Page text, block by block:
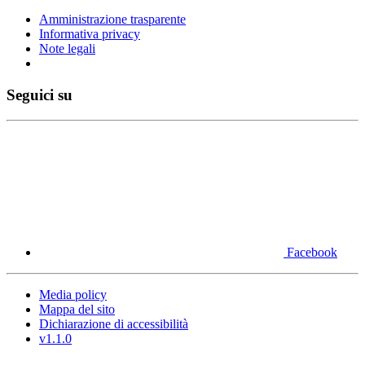
Amministrazione trasparente
Informativa privacy
Note legali
Seguici su
Facebook
Media policy
Mappa del sito
Dichiarazione di accessibilità
v1.1.0